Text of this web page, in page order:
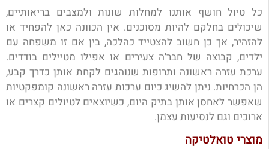
כל טיול חושף אותנו למחלות שונות ולמצבים בריאותיים,
שיכולים בחלקם להיות מסוכנים. אין הכוונה כאן להפחיד או
להזהיר, אך כן חשוב להצטייד כהלכה, בין אם זו משפחה עם
ילדים, קבוצה של חבר'ה צעירים או אפילו מטיילים בודדים.
ערכת עזרה ראשונה ותרופות שנוהגים לקחת אותן כדרך קבע,
הן הכרחיות. ניתן להשיג כיום ערכות עזרה ראשונה קומפקטיות
שאפשר לאחסן אותן בתיק היום, כשיוצאים לטיולים קצרים או
ארוכים וגם לנסיעות עצמן.
מוצרי טואלטיקה